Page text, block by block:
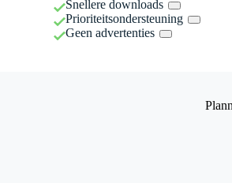
Snellere downloads
Prioriteitsondersteuning
Geen advertenties